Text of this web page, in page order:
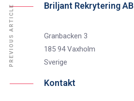
PREVIOUS ARTICLE Briljant Rekrytering AB
Granbacken 3
185 94 Vaxholm
Sverige
Kontakt